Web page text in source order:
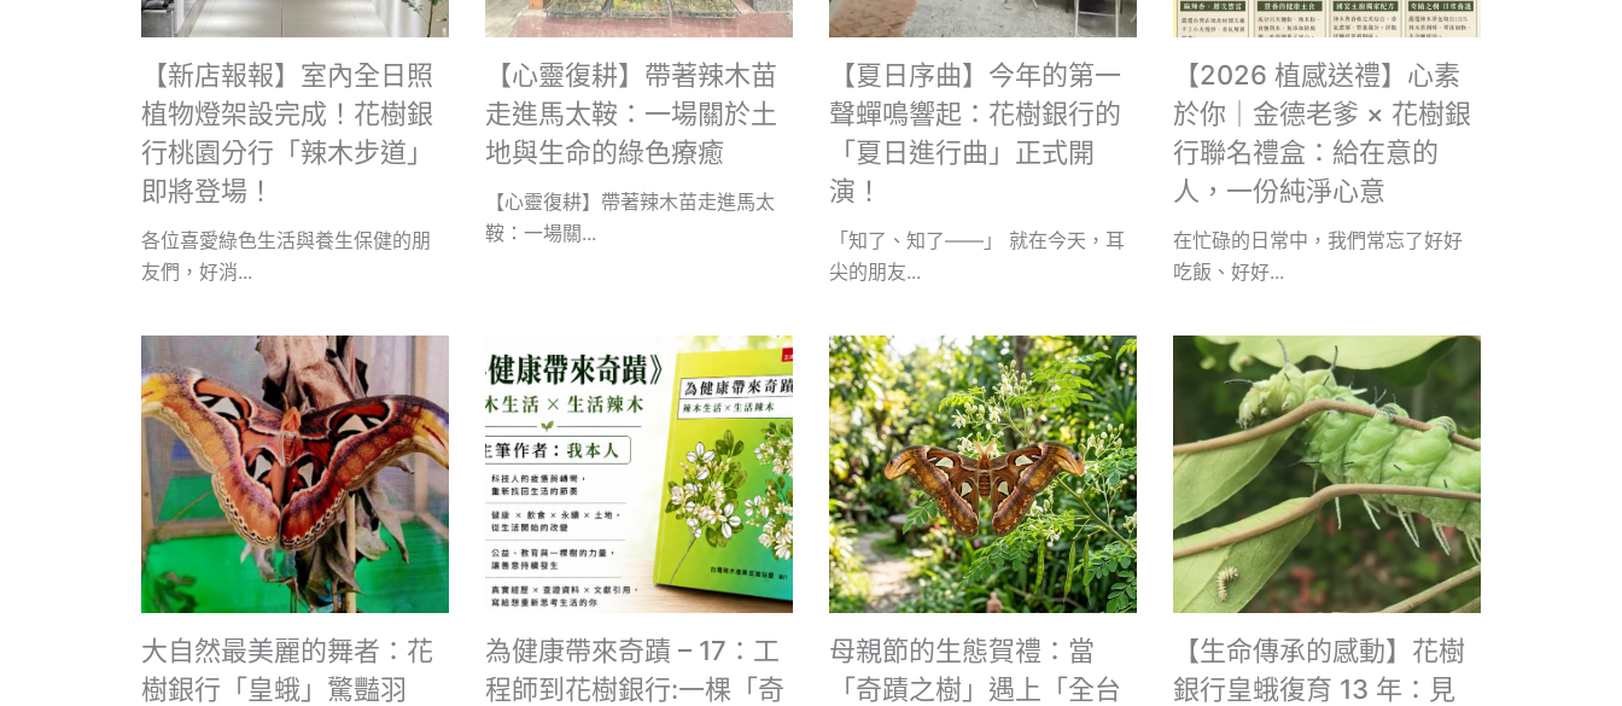
【新店報報】室內全日照
植物燈架設完成！花樹銀
行桃園分行「辣木步道」
即將登場！
各位喜愛綠色生活與養生保健的朋
友們，好消...
【心靈復耕】帶著辣木苗
走進馬太鞍：一場關於土
地與生命的綠色療癒
【心靈復耕】帶著辣木苗走進馬太
鞍：一場關...
【夏日序曲】今年的第一
聲蟬鳴響起：花樹銀行的
「夏日進行曲」正式開
演！
「知了、知了——」 就在今天，耳
尖的朋友...
【2026 植感送禮】心素
於你｜金德老爹 × 花樹銀
行聯名禮盒：給在意的
人，一份純淨心意
在忙碌的日常中，我們常忘了好好
吃飯、好好...
大自然最美麗的舞者：花
樹銀行「皇蛾」驚豔羽
為健康帶來奇蹟 – 17：工
程師到花樹銀行:一棵「奇
母親節的生態賀禮：當
「奇蹟之樹」遇上「全台
【生命傳承的感動】花樹
銀行皇蛾復育 13 年：見